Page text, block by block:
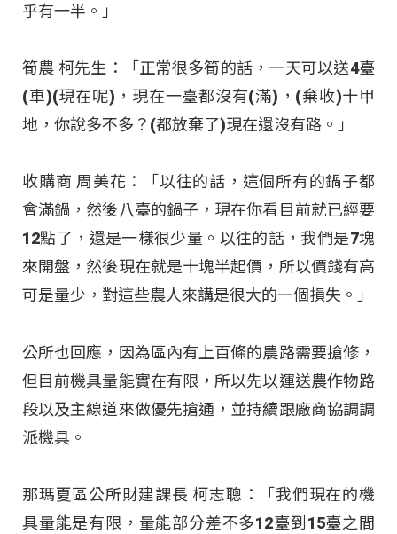
乎有一半。」
筍農 柯先生：「正常很多筍的話，一天可以送4臺
(車)(現在呢)，現在一臺都沒有(滿)，(棄收)十甲
地，你說多不多？(都放棄了)現在還沒有路。」
收購商 周美花：「以往的話，這個所有的鍋子都
會滿鍋，然後八臺的鍋子，現在你看目前就已經要
12點了，還是一樣很少量。以往的話，我們是7塊
來開盤，然後現在就是十塊半起價，所以價錢有高
可是量少，對這些農人來講是很大的一個損失。」
公所也回應，因為區內有上百條的農路需要搶修，
但目前機具量能實在有限，所以先以運送農作物路
段以及主線道來做優先搶通，並持續跟廠商協調調
派機具。
那瑪夏區公所財建課長 柯志聰：「我們現在的機
具量能是有限，量能部分差不多12臺到15臺之間